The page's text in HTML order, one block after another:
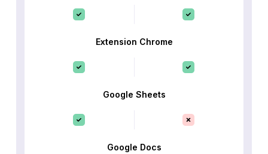
Extension Chrome
Google Sheets
Google Docs